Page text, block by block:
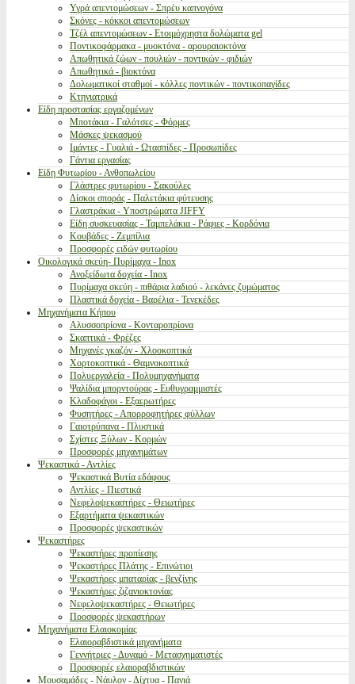
Υγρά απεντομώσεων - Σπρέυ καπνογόνα
Σκόνες - κόκκοι απεντομώσεων
Τζέλ απεντομώσεων - Ετοιμόχρηστα δολώματα gel
Ποντικοφάρμακα - μυοκτόνα - αρουραιοκτόνα
Απωθητικά ζώων - πουλιών - ποντικών - φιδιών
Απωθητικά - βιοκτόνα
Δολωματικοί σταθμοί - κόλλες ποντικών - ποντικοπαγίδες
Κτηνιατρικά
Είδη προστασίας εργαζομένων
Μποτάκια - Γαλότσες - Φόρμες
Μάσκες ψεκασμού
Ιμάντες - Γυαλιά - Ωτασπίδες - Προσωπίδες
Γάντια εργασίας
Είδη Φυτωρίου - Ανθοπωλείου
Γλάστρες φυτωρίου - Σακούλες
Δίσκοι σποράς - Παλετάκια φύτευσης
Γλαστράκια - Υποστρώματα JIFFY
Είδη συσκευασίας - Ταμπελάκια - Ράφιες - Κορδόνια
Κουβάδες - Ζεμπίλια
Προσφορές ειδών φυτωρίου
Οικολογικά σκεύη- Πυρίμαχα - Inox
Ανοξείδωτα δοχεία - Inox
Πυρίμαχα σκεύη - πιθάρια λαδιού - λεκάνες ζυμώματος
Πλαστικά δοχεία - Βαρέλια - Τενεκέδες
Μηχανήματα Κήπου
Αλυσσοπρίονα - Κονταροπρίονα
Σκαπτικά - Φρέζες
Μηχανές γκαζόν - Χλοοκοπτικά
Χορτοκοπτικά - Θαμνοκοπτικά
Πολυεργαλεία - Πολυμηχανήματα
Ψαλίδια μπορντούρας - Ευθυγραμμιστές
Κλαδοφάγοι - Εξαερωτήρες
Φυσητήρες - Απορροφητήρες φύλλων
Γαιοτρύπανα - Πλυστικά
Σχίστες Ξύλων - Κορμών
Προσφορές μηχανημάτων
Ψεκαστικά - Αντλίες
Ψεκαστικά Βυτία εδάφους
Αντλίες - Πιεστικά
Νεφελοψεκαστήρες - Θειωτήρες
Εξαρτήματα ψεκαστικών
Προσφορές ψεκαστικών
Ψεκαστήρες
Ψεκαστήρες προπίεσης
Ψεκαστήρες Πλάτης - Επινώτιοι
Ψεκαστήρες μπαταρίας - βενζίνης
Ψεκαστήρες ζιζανιοκτονίας
Νεφελοψεκαστήρες - Θειωτήρες
Προσφορές ψεκαστήρων
Μηχανήματα Ελαιοκομίας
Ελαιοραβδιστικά μηχανήματα
Γεννήτριες - Δυναμό - Μετασχηματιστές
Προσφορές ελαιοραβδιστικών
Μουσαμάδες - Νάυλον - Δίχτυα - Πανιά